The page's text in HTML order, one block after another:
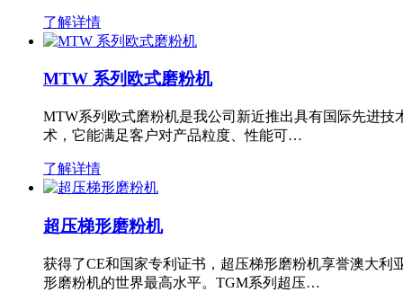
了解详情
MTW 系列欧式磨粉机
MTW系列欧式磨粉机是我公司新近推出具有国际先进
术，它能满足客户对产品粒度、性能可…
了解详情
超压梯形磨粉机
获得了CE和国家专利证书，超压梯形磨粉机享誉澳大
形磨粉机的世界最高水平。TGM系列超压…